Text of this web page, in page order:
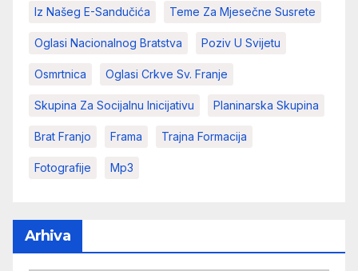
Iz Našeg E-Sandučića Teme Za Mjesečne Susrete
Oglasi Nacionalnog Bratstva Poziv U Svijetu
Osmrtnica Oglasi Crkve Sv. Franje
Skupina Za Socijalnu Inicijativu Planinarska Skupina
Brat Franjo Frama Trajna Formacija
Fotografije Mp3
Arhiva